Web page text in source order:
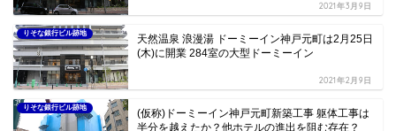
2021年3月9日
りそな銀行ビル跡地
天然温泉 浪漫湯 ドーミーイン神戸元町は2月25日
(木)に開業 284室の大型ドーミーイン
2021年2月9日
りそな銀行ビル跡地
(仮称)ドーミーイン神戸元町新築工事 躯体工事は
半分を越えたか？他ホテルの進出を阻む存在？